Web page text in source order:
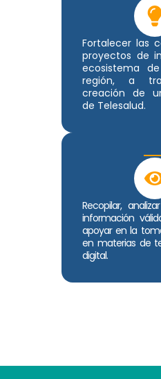
Fortalecer las
proyectos de
ecosistema
región, a
creación de
de Telesalud.
Recopilar,
información
apoyar en la
en materias de
digital.